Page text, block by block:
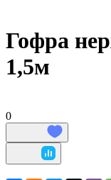
Гофра
1,5м
0